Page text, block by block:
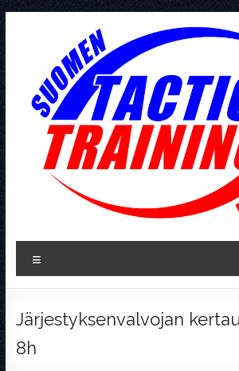
Tactical
Training
Järjestyksenvalvojan
8h